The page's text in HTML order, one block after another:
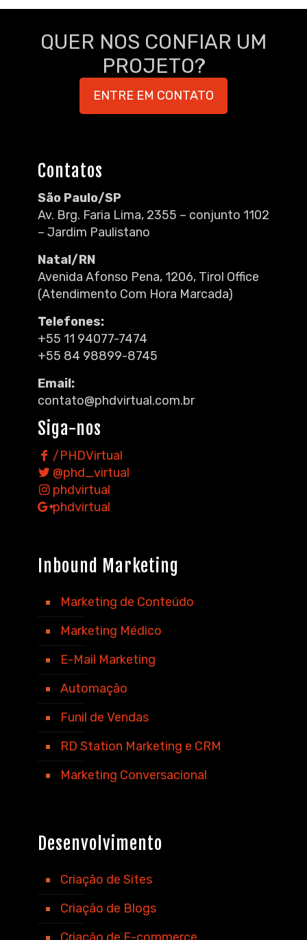
QUER NOS CONFIAR UM
PROJETO?
ENTRE EM CONTATO
Contatos
São Paulo/SP
Av. Brg. Faria Lima, 2355 – conjunto 1102
– Jardim Paulistano
Natal/RN
Avenida Afonso Pena, 1206, Tirol Office
(Atendimento Com Hora Marcada)
Telefones:
+55 11 94077-7474
+55 84 98899-8745
Email:
contato@phdvirtual.com.br
Siga-nos
/PHDVirtual
@phd_virtual
phdvirtual
phdvirtual
Inbound Marketing
Marketing de Conteúdo
Marketing Médico
E-Mail Marketing
Automação
Funil de Vendas
RD Station Marketing e CRM
Marketing Conversacional
Desenvolvimento
Criação de Sites
Criação de Blogs